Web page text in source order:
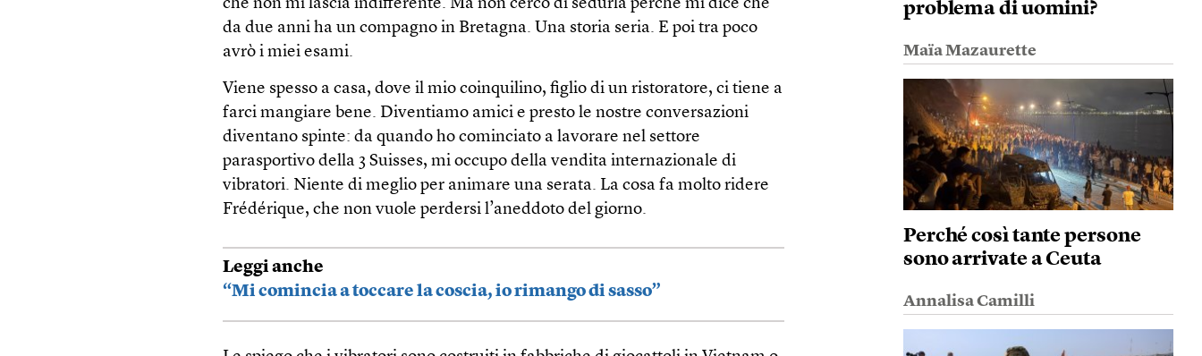
che non mi lascia indifferente. Ma non cerco di sedurla perché mi dice che
da due anni ha un compagno in Bretagna. Una storia seria. E poi tra poco
avrò i miei esami.
Viene spesso a casa, dove il mio coinquilino, figlio di un ristoratore, ci tiene a
farci mangiare bene. Diventiamo amici e presto le nostre conversazioni
diventano spinte: da quando ho cominciato a lavorare nel settore
parasportivo della 3 Suisses, mi occupo della vendita internazionale di
vibratori. Niente di meglio per animare una serata. La cosa fa molto ridere
Frédérique, che non vuole perdersi l’aneddoto del giorno.
Leggi anche
“Mi comincia a toccare la coscia, io rimango di sasso”
problema di uomini?
Maïa Mazaurette
Perché così tante persone
sono arrivate a Ceuta
Annalisa Camilli